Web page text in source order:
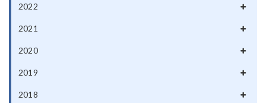
2022
2021
2020
2019
2018